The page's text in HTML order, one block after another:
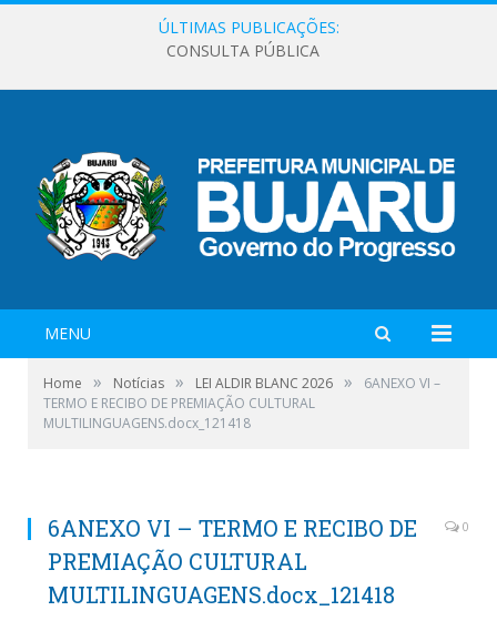
ÚLTIMAS PUBLICAÇÕES:
CONSULTA PÚBLICA
MENU
Home » Notícias » LEI ALDIR BLANC 2026 »
6ANEXO VI –
TERMO E RECIBO DE PREMIAÇÃO CULTURAL
MULTILINGUAGENS.docx_121418
6ANEXO VI – TERMO E RECIBO DE
PREMIAÇÃO CULTURAL
MULTILINGUAGENS.docx_121418
0